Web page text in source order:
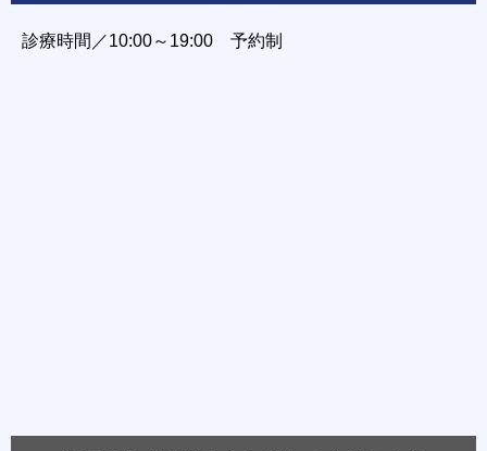
診療時間／10:00～19:00 予約制